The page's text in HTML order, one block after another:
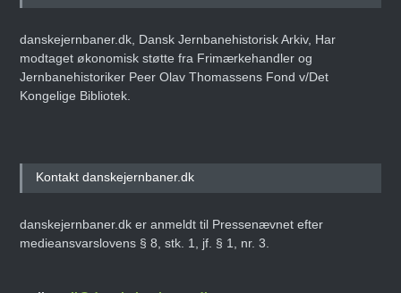
danskejernbaner.dk, Dansk Jernbanehistorisk Arkiv, Har
modtaget økonomisk støtte fra Frimærkehandler og
Jernbanehistoriker Peer Olav Thomassens Fond v/Det
Kongelige Bibliotek.
Kontakt danskejernbaner.dk
danskejernbaner.dk er anmeldt til Pressenævnet efter
medieansvarslovens § 8, stk. 1, jf. § 1, nr. 3.